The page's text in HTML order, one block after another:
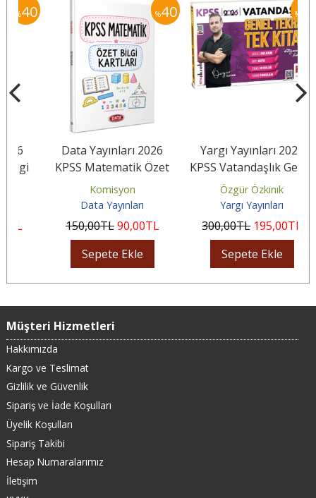
40
Data Yayınları 2026
KPSS Matematik Özet
Bilgi Kartları
Komisyon
Data Yayınları
,00TL90,00TL
Sepete Ekle
%35
Yargı Yayınları 2026
KPSS Vatandaşlık Genel
Tekrar Tek Kitap
Özgür Özkınık
Yargı Yayınları
,00TL195,00TL
Sepete Ekle
Müşteri Hizmetleri
Hakkımızda
Kargo ve Teslimat
Gizlilik ve Güvenlik
Sipariş ve İade Koşulları
Üyelik Koşulları
Sipariş Takibi
Hesap Numaralarımız
İletişim